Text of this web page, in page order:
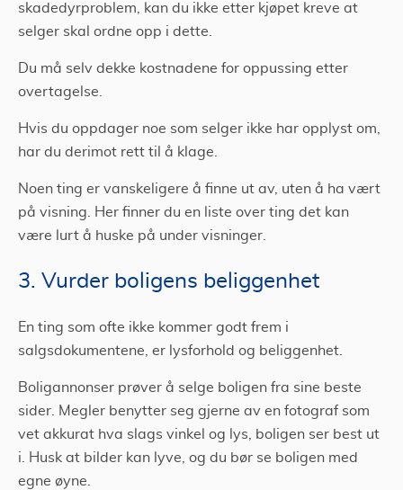
skadedyrproblem, kan du ikke etter kjøpet kreve at
selger skal ordne opp i dette.
Du må selv dekke kostnadene for oppussing etter
overtagelse.
Hvis du oppdager noe som selger ikke har opplyst om,
har du derimot rett til å klage.
Noen ting er vanskeligere å finne ut av, uten å ha vært
på visning. Her finner du en liste over ting det kan
være lurt å huske på under visninger.
3. Vurder boligens beliggenhet
En ting som ofte ikke kommer godt frem i
salgsdokumentene, er lysforhold og beliggenhet.
Boligannonser prøver å selge boligen fra sine beste
sider. Megler benytter seg gjerne av en fotograf som
vet akkurat hva slags vinkel og lys, boligen ser best ut
i. Husk at bilder kan lyve, og du bør se boligen med
egne øyne.